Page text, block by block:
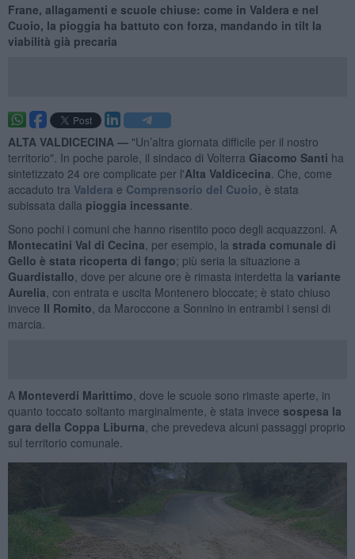
Frane, allagamenti e scuole chiuse: come in Valdera e nel
Cuoio, la pioggia ha battuto con forza, mandando in tilt la
viabilità già precaria
ALTA VALDICECINA — "Un’altra giornata difficile per il nostro
territorio". In poche parole, il sindaco di Volterra Giacomo Santi ha
sintetizzato 24 ore complicate per l'Alta Valdicecina . Che, come
accaduto tra Valdera e Comprensorio del Cuoio , è stata
subissata dalla pioggia incessante
Sono pochi i comuni che hanno risentito poco degli acquazzoni. A
Montecatini Val di Cecina , per esempio, la strada comunale di
Gello è stata ricoperta di fango; più seria la situazione a
Guardistallo , dove per alcune ore è rimasta interdetta la variante
Aurelia , con entrata e uscita Montenero bloccate; è stato chiuso
invece Il Romito , da Maroccone a Sonnino in entrambi i sensi di
marcia.
A Monteverdi Marittimo , dove le scuole sono rimaste aperte, in
quanto toccato soltanto marginalmente, è stata invece sospesa la
gara della Coppa Liburna , che prevedeva alcuni passaggi proprio
sul territorio comunale.